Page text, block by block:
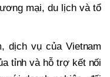
mại, du lịch và tổ
dịch vụ của Vietnam
tỉnh và hỗ trợ kết nối